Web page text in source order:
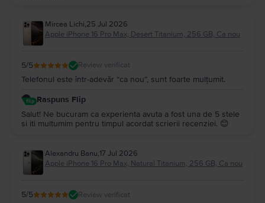
Mircea Lichi,25 Jul 2026
Apple iPhone 16 Pro Max, Desert Titanium, 256 GB, Ca nou
5/5 Review verificat
Telefonul este într-adevăr “ca nou”, sunt foarte mulțumit.
Raspuns Flip
Salut! Ne bucuram ca experienta avuta a fost una de 5 stele
si iti multumim pentru timpul acordat scrierii recenziei. 😊
Alexandru Banu,17 Jul 2026
Apple iPhone 16 Pro Max, Natural Titanium, 256 GB, Ca nou
5/5 Review verificat